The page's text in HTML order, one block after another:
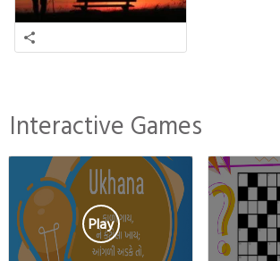
Interactive Games
Play